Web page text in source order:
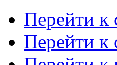
Перейти к
Перейти к